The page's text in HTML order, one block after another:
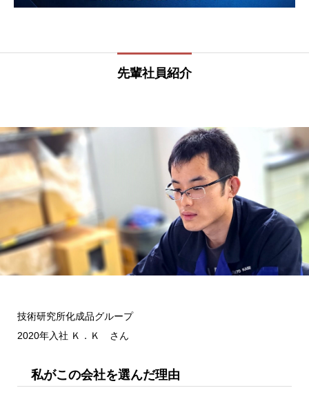
先輩社員紹介
技術研究所化成品グループ
2020年入社 Ｋ．Ｋ さん
私がこの会社を選んだ理由